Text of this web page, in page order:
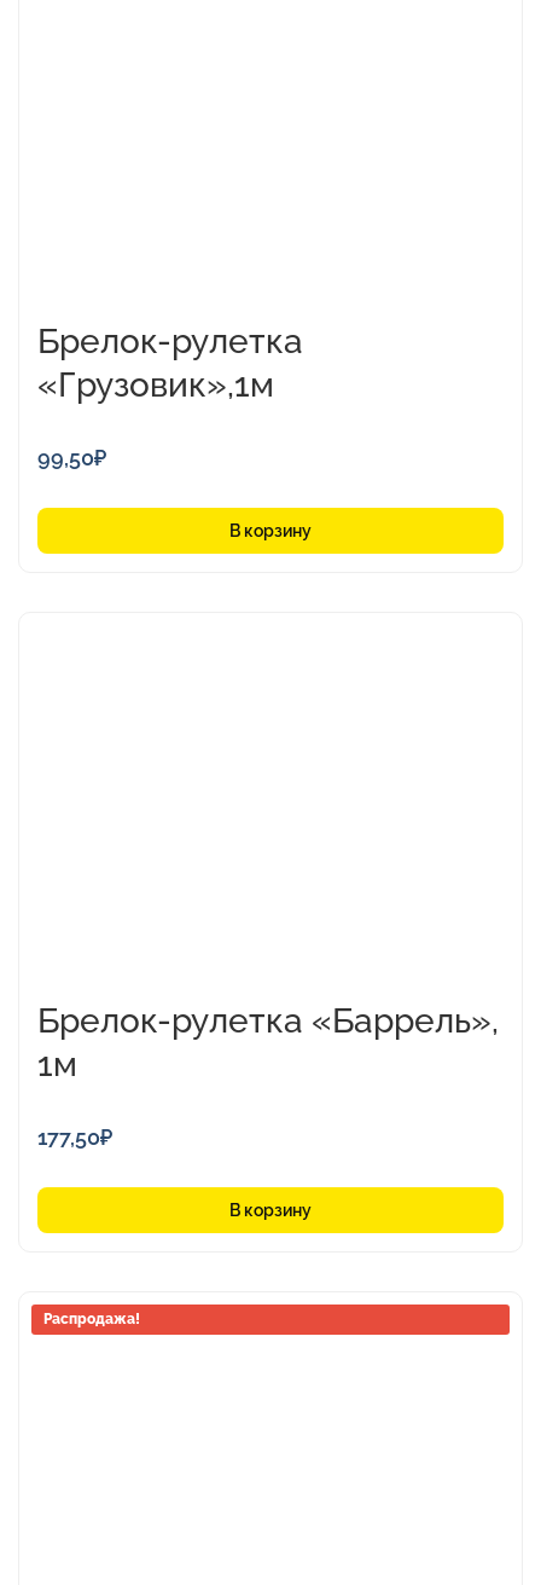
Брелок-рулетка
«Грузовик»,1м
99,50₽
В корзину
Брелок-рулетка «Баррель»,
1м
177,50₽
В корзину
Распродажа!